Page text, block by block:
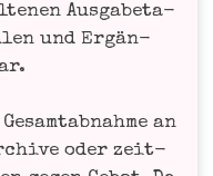
Aus­ga­be­ta­
und Ergän­
an
oder zeit­